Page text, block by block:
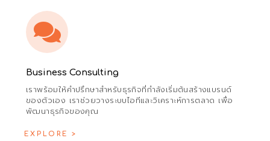
Business Consulting
เราพร้อมให้คำปรึกษาสำหรับธุรกิจที่กำลังเริ่มต้นสร้างแบรนด์
ของตัวเอง เราช่วยวางระบบไอทีและวิเคราะห์การตลาด เพื่อ
พัฒนาธุรกิจของคุณ
EXPLORE >